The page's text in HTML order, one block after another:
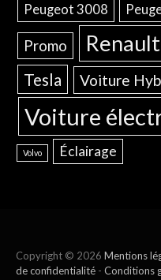
Peugeot 3008
Promo Renault
Tesla Voiture
Voiture
Volvo Éclairage
Copyright © 2026 Mentions
de confidentialité - Conditions